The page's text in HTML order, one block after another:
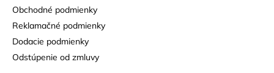
Obchodné podmienky
Reklamačné podmienky
Dodacie podmienky
Odstúpenie od zmluvy